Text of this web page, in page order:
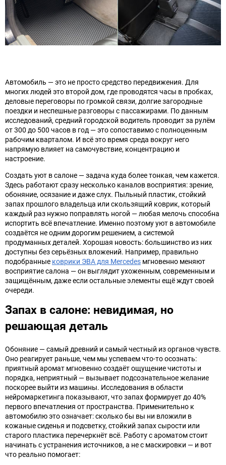
Автомобиль — это не просто средство передвижения. Для
многих людей это второй дом, где проводятся часы в пробках,
деловые переговоры по громкой связи, долгие загородные
поездки и неспешные разговоры с пассажирами. По данным
исследований, средний городской водитель проводит за рулём
от 300 до 500 часов в год — это сопоставимо с полноценным
рабочим кварталом. И всё это время среда вокруг него
напрямую влияет на самочувствие, концентрацию и
настроение.
Создать уют в салоне — задача куда более тонкая, чем кажется.
Здесь работают сразу несколько каналов восприятия: зрение,
обоняние, осязание и даже слух. Пыльный пластик, стойкий
запах прошлого владельца или скользящий коврик, который
каждый раз нужно поправлять ногой — любая мелочь способна
испортить всё впечатление. Именно поэтому уют в автомобиле
создаётся не одним дорогим решением, а системой
продуманных деталей. Хорошая новость: большинство из них
доступны без серьёзных вложений. Например, правильно
подобранные коврики ЭВА для Mercedes мгновенно меняют
восприятие салона — он выглядит ухоженным, современным и
защищённым, даже если остальные элементы ещё ждут своей
очереди.
Запах в салоне: невидимая, но
решающая деталь
Обоняние — самый древний и самый честный из органов чувств.
Оно реагирует раньше, чем мы успеваем что-то осознать:
приятный аромат мгновенно создаёт ощущение чистоты и
порядка, неприятный — вызывает подсознательное желание
поскорее выйти из машины. Исследования в области
нейромаркетинга показывают, что запах формирует до 40%
первого впечатления от пространства. Применительно к
автомобилю это означает: сколько бы вы ни вложили в
кожаные сиденья и подсветку, стойкий запах сырости или
старого пластика перечеркнёт всё. Работу с ароматом стоит
начинать с устранения источников, а не с маскировки — и вот
что реально помогает: